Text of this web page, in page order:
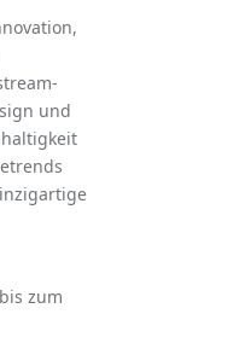
und
zum